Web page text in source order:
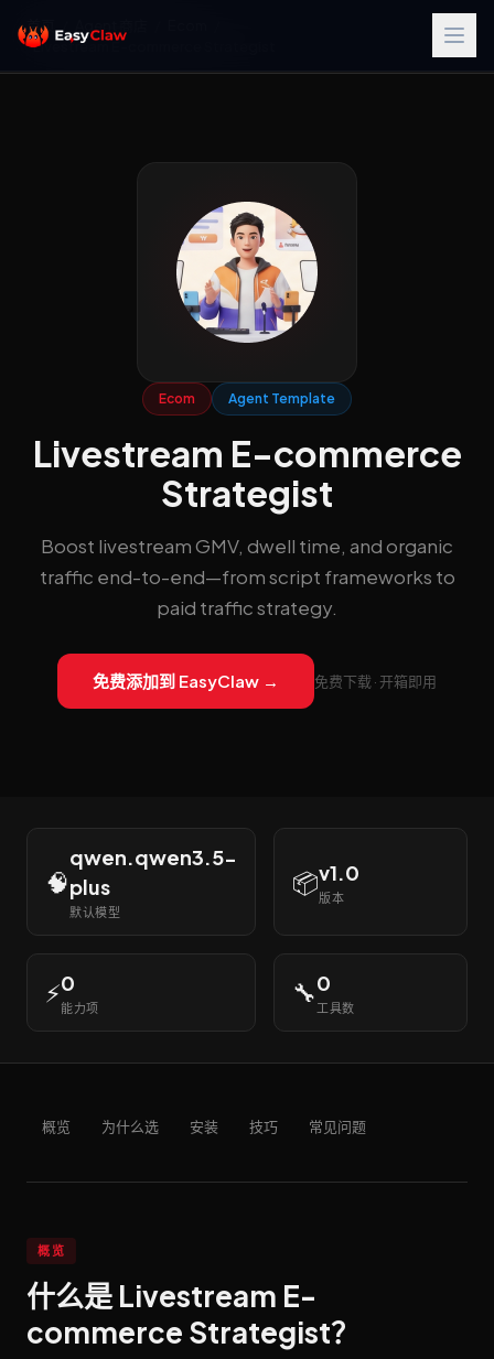
首页
Livestream E-commerce Strategist
Ecom Agent Template
Livestream E-commerce
Strategist
Boost livestream GMV, dwell time, and organic
traffic end-to-end—from script frameworks to
paid traffic strategy.
免费添加到 EasyClaw → 免费下载 · 开箱即用
🧠
qwen.qwen3.5-
plus
默认模型
📦v1.0
版本
⚡0
能力项
🔧0
工具数
概览 为什么选 安装 技巧 常见问题
概览
什么是 Livestream E-
commerce Strategist？